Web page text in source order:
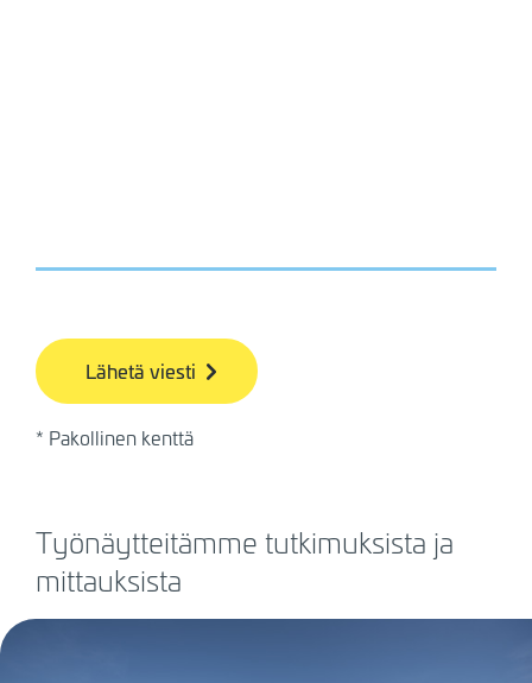
* Pakollinen kenttä
Työnäytteitämme tutkimuksista ja
mittauksista